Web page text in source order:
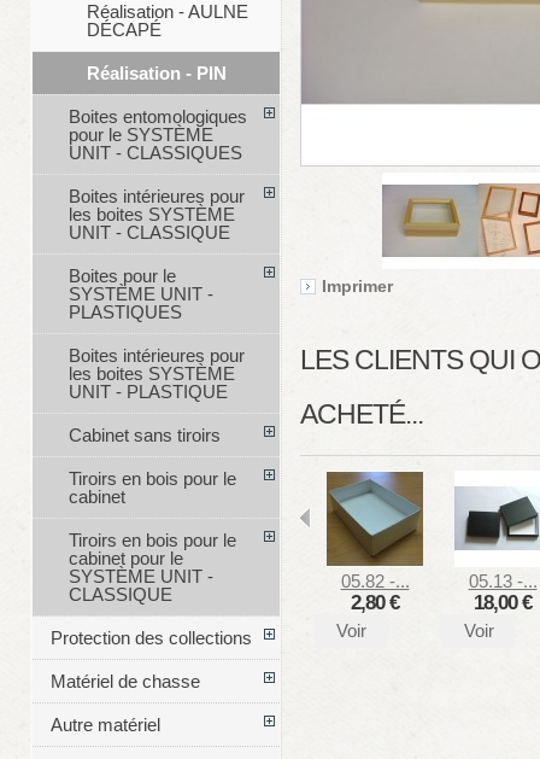
Imprimer
LES CLIENTS QUI
ACHETÉ...
05.82 -...
2,80 €
Voir
05.13 -...
18,00 €
Voir
Réalisation - AULNE
DÉCAPÉ
Réalisation - PIN
Boites entomologiques
pour le SYSTÈME
UNIT - CLASSIQUES
Boites intérieures pour
les boites SYSTÈME
UNIT - CLASSIQUE
Boites pour le
SYSTÈME UNIT -
PLASTIQUES
Boites intérieures pour
les boites SYSTÈME
UNIT - PLASTIQUE
Cabinet sans tiroirs
Tiroirs en bois pour le
cabinet
Tiroirs en bois pour le
cabinet pour le
SYSTÈME UNIT -
CLASSIQUE
Protection des collections
Matériel de chasse
Autre matériel